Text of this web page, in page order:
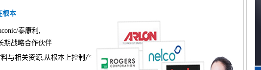
根本
泰康利,
期战略合作伙伴
与相关资源,从根本上控制产